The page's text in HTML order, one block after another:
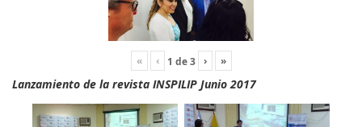
« ‹ 1 de3 › »
Lanzamiento de la revista INSPILIP Junio 2017